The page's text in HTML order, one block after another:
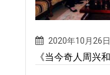
2020年10月26日
《当今奇人周兴